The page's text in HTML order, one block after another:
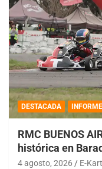
DESTACADA
RMC BUENOS
histórica en
4 agosto, 2026 E-Kart